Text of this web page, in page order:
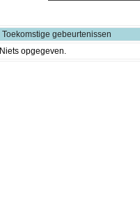
Toekomstige gebeurtenissen
Niets opgegeven.